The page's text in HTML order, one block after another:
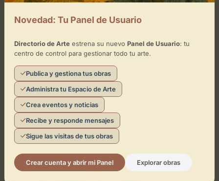
ARTsolutely
+
−
Toca el mapa para interactuar
Activar Mapa
Novedad: Tu Panel de Usuario
Directorio de Arteestrena su nuevo Panel de Usuario: tu
centro de control para gestionar todo tu arte.
Publica y gestiona tus obras
Administra tu Espacio de Arte
Crea eventos y noticias
Recibe y responde mensajes
Sigue las visitas de tus obras
Crear cuenta y abrir mi Panel Explorar obras